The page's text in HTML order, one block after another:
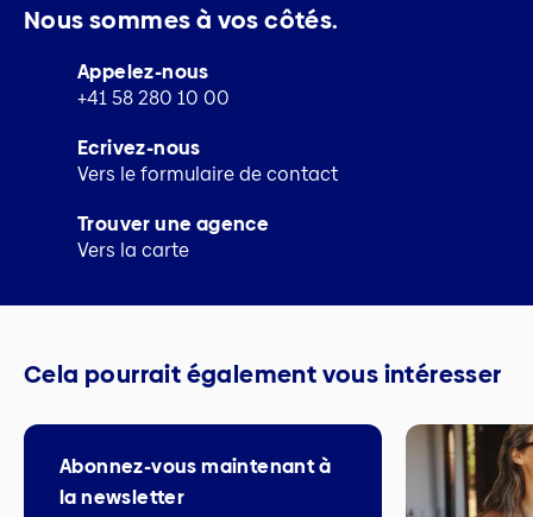
Nous sommes à vos côtés.
Appelez-nous
+41 58 280 10 00
Ecrivez-nous
Vers le formulaire de contact
Trouver une agence
Vers la carte
Cela pourrait également vous intéresser
Abonnez-vous maintenant à
la newsletter